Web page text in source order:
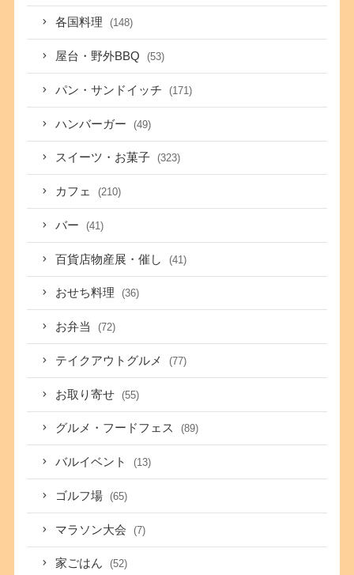
各国料理 (148)
屋台・野外BBQ (53)
パン・サンドイッチ (171)
ハンバーガー (49)
スイーツ・お菓子 (323)
カフェ (210)
バー (41)
百貨店物産展・催し (41)
おせち料理 (36)
お弁当 (72)
テイクアウトグルメ (77)
お取り寄せ (55)
グルメ・フードフェス (89)
バルイベント (13)
ゴルフ場 (65)
マラソン大会 (7)
家ごはん (52)